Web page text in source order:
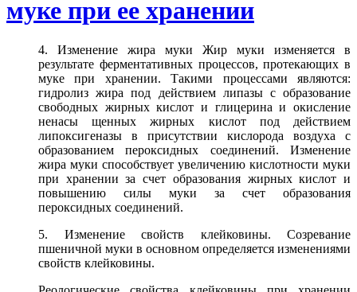
муке при ее хранении
4. Изменение жира муки Жир муки изменяется в
результате ферментативных процессов, протекающих в
муке при хранении. Такими процессами являются:
гидролиз жира под действием липазы с образование
свободных жирных кислот и глицерина и окисление
ненасы щенных жирных кислот под действием
липоксигеназы в присутствии кислорода воздуха с
образованием пероксидных соединений. Изменение
жира муки способствует увеличению кислотности муки
при хранении за счет образования жирных кислот и
повышению силы муки за счет образования
пероксидных соединений.
5. Изменение свойств клейковины. Созревание
пшеничной муки в основном определяется изменениями
свойств клейковины.